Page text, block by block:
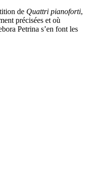
de Quattri pianoforti,
précisées et où
Petrina s’en font les